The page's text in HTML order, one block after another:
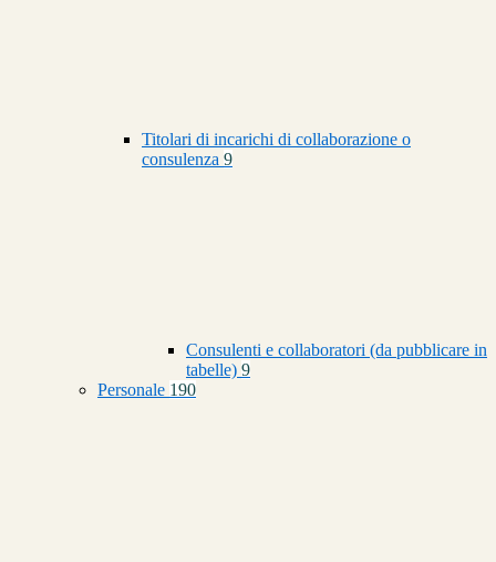
Titolari di incarichi di collaborazione o
consulenza 9
Consulenti e collaboratori (da pubblicare in
tabelle) 9
Personale 190